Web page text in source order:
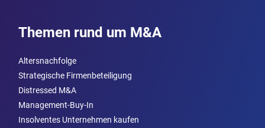
Themen rund um M&A
Altersnachfolge
Strategische Firmenbeteiligung
Distressed M&A
Management-Buy-In
Insolventes Unternehmen kaufen